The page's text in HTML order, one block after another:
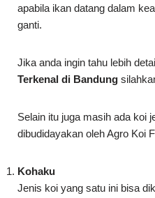
apabila ikan datang dalam
ganti.
Jika anda ingin tahu lebih
Terkenal di Bandung
Selain itu juga masih ada koi
dibudidayakan oleh Agro Koi
Kohaku
Jenis koi yang satu ini bisa